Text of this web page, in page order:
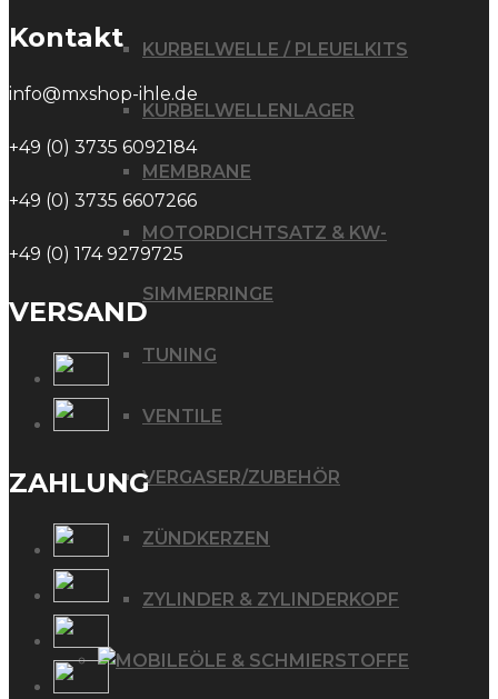
KURBELWELLE / PLEUELKITS
KURBELWELLENLAGER
MEMBRANE
MOTORDICHTSATZ & KW-
SIMMERRINGE
TUNING
VENTILE
VERGASER/ZUBEHÖR
ZÜNDKERZEN
ZYLINDER & ZYLINDERKOPF
ÖLE & SCHMIERSTOFFE
Kontakt
info@mxshop-ihle.de
+49 (0) 3735 6092184
+49 (0) 3735 6607266
+49 (0) 174 9279725
VERSAND
ZAHLUNG